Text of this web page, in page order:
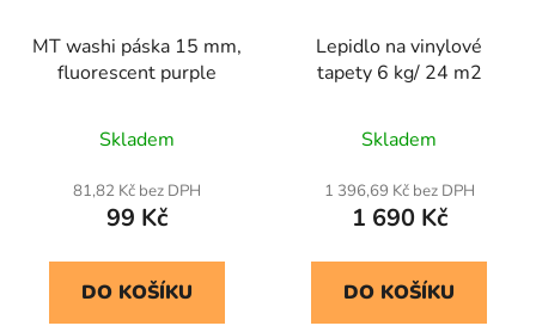
MT washi páska 15 mm,
fluorescent purple
Skladem
81,82 Kč bez DPH
99 Kč
DO KOŠÍKU
Lepidlo na vinylové
tapety 6 kg/ 24 m2
Skladem
1 396,69 Kč bez DPH
1 690 Kč
DO KOŠÍKU